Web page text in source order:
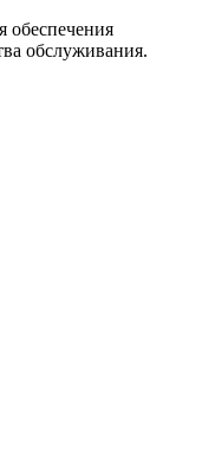
обеспечения
обслуживания.